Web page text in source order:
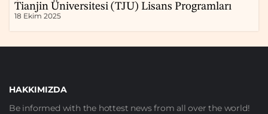
Tianjin Üniversitesi (TJU) Lisans Programları
18 Ekim 2025
HAKKIMIZDA
Be informed with the hottest news from all over the world!